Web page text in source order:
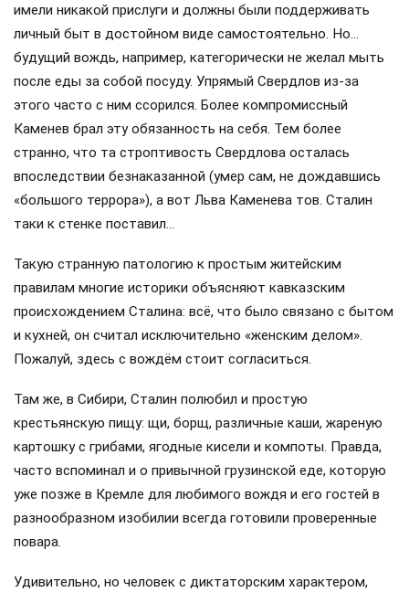
имели никакой прислуги и должны были поддерживать
личный быт в достойном виде самостоятельно. Но…
будущий вождь, например, категорически не желал мыть
после еды за собой посуду. Упрямый Свердлов из-за
этого часто с ним ссорился. Более компромиссный
Каменев брал эту обязанность на себя. Тем более
странно, что та строптивость Свердлова осталась
впоследствии безнаказанной (умер сам, не дождавшись
«большого террора»), а вот Льва Каменева тов. Сталин
таки к стенке поставил…
Такую странную патологию к простым житейским
правилам многие историки объясняют кавказским
происхождением Сталина: всё, что было связано с бытом
и кухней, он считал исключительно «женским делом».
Пожалуй, здесь с вождём стоит согласиться.
Там же, в Сибири, Сталин полюбил и простую
крестьянскую пищу: щи, борщ, различные каши, жареную
картошку с грибами, ягодные кисели и компоты. Правда,
часто вспоминал и о привычной грузинской еде, которую
уже позже в Кремле для любимого вождя и его гостей в
разнообразном изобилии всегда готовили проверенные
повара.
Удивительно, но человек с диктаторским характером,